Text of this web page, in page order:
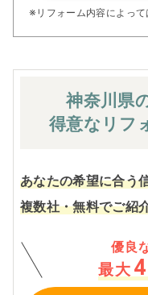
※リフォーム内容によって
神奈川県
得意なリフ
あなたの希望に合う
複数社・無料でご紹
優良
最大 4